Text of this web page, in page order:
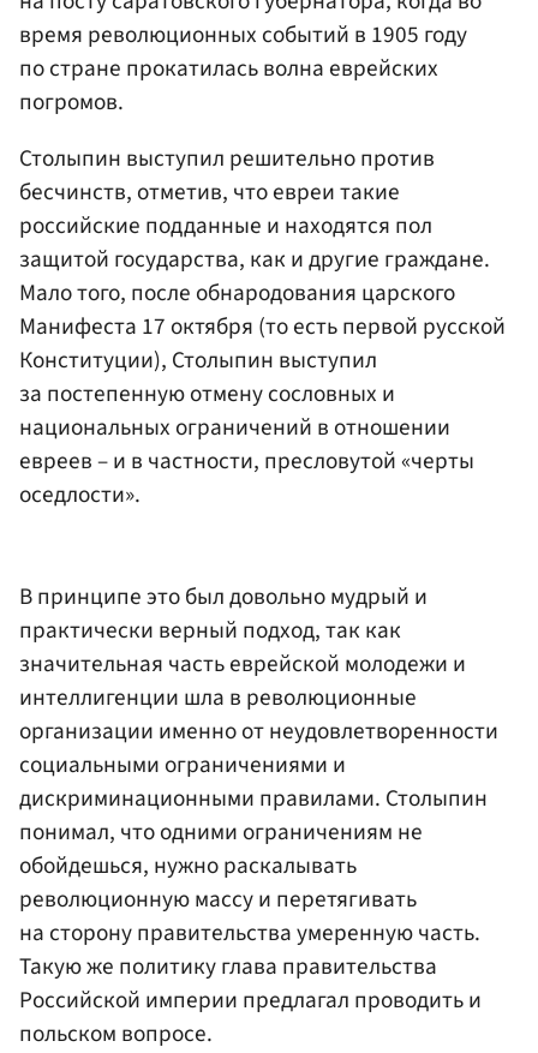
время революционных событий в 1905 году
по стране прокатилась волна еврейских
погромов.
Столыпин выступил решительно против
бесчинств, отметив, что евреи такие
российские подданные и находятся пол
защитой государства, как и другие граждане.
Мало того, после обнародования царского
Манифеста 17 октября (то есть первой русской
Конституции), Столыпин выступил
за постепенную отмену сословных и
национальных ограничений в отношении
евреев – и в частности, пресловутой «черты
оседлости».
В принципе это был довольно мудрый и
практически верный подход, так как
значительная часть еврейской молодежи и
интеллигенции шла в революционные
организации именно от неудовлетворенности
социальными ограничениями и
дискриминационными правилами. Столыпин
понимал, что одними ограничениям не
обойдешься, нужно раскалывать
революционную массу и перетягивать
на сторону правительства умеренную часть.
Такую же политику глава правительства
Российской империи предлагал проводить и
польском вопросе.